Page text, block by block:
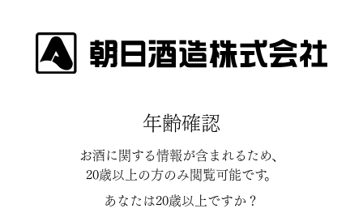
INFORMATION
｜2026｜2025｜2024｜2023｜
｜2022｜2021｜2020｜ 2019
2018｜2017｜2016｜2015
年齢確認
お酒に関する情報が含まれるため、
20歳以上の方のみ閲覧可能です。
あなたは20歳以上ですか？